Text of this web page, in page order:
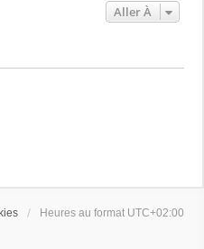
Aller À
Heures au format UTC+02:00